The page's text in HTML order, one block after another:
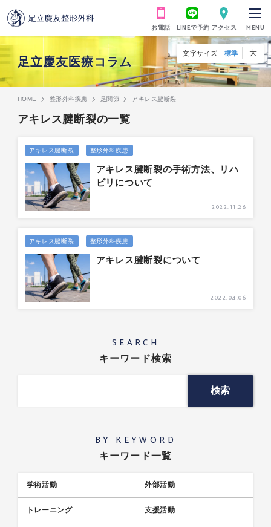
お電話 アクセス
LINEで予約 MENU
文字サイズ 標準 大
足立慶友医療コラム
HOME 整形外科疾患 足関節 アキレス腱断裂
アキレス腱断裂の一覧
アキレス腱断裂 整形外科疾患
アキレス腱断裂の手術方法、リハ
ビリについて
2022.11.28
アキレス腱断裂 整形外科疾患
アキレス腱断裂について
2022.04.06
SEARCH
キーワード検索
BY KEYWORD
キーワード一覧
学術活動 外部活動
トレーニング 支援活動